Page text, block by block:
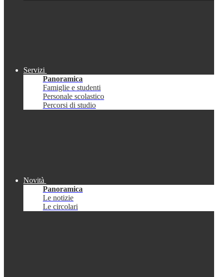
Servizi
Panoramica
Famiglie e studenti
Personale scolastico
Percorsi di studio
Novità
Panoramica
Le notizie
Le circolari